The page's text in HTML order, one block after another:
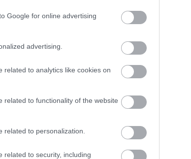
Google for online advertising
advertising.
related to analytics like cookies on
related to functionality of the website
related to personalization.
related to security, including